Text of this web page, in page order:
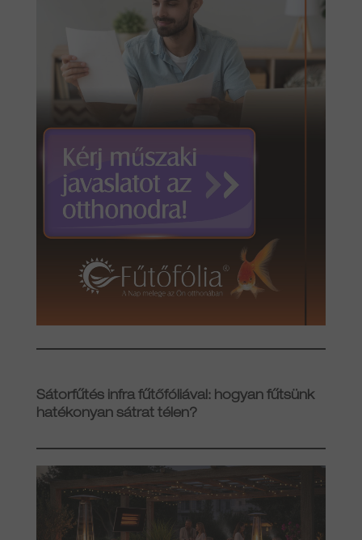
Sátorfűtés infra fűtőfóliával: hogyan fűtsünk
hatékonyan sátrat télen?